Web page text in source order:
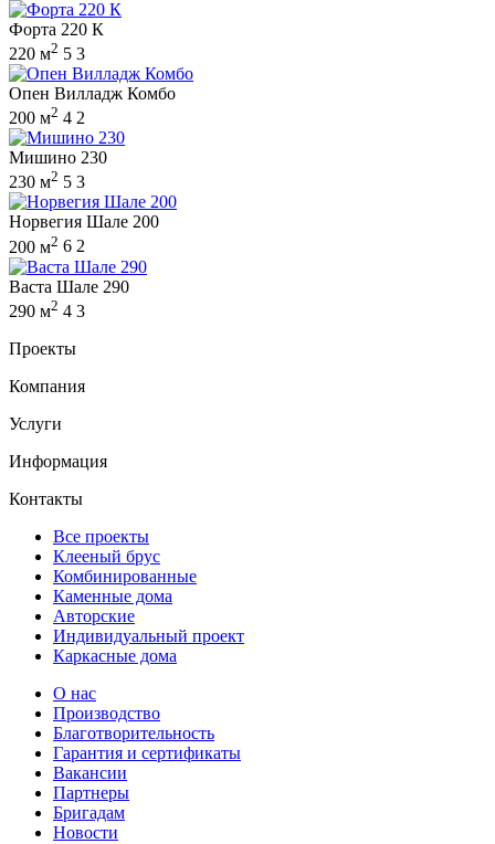
Форта 220 К
220 м2 5 3
Опен Вилладж Комбо
200 м2 4 2
Мишино 230
230 м2 5 3
Норвегия Шале 200
200 м2 6 2
Васта Шале 290
290 м2 4 3
Проекты
Компания
Услуги
Информация
Контакты
Все проекты
Клееный брус
Комбинированные
Каменные дома
Авторские
Индивидуальный проект
Каркасные дома
О нас
Производство
Благотворительность
Гарантия и сертификаты
Вакансии
Партнеры
Бригадам
Новости